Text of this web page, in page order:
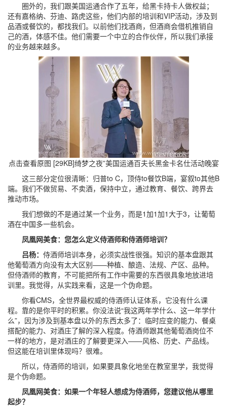
圈外的，我们跟美国运通合作了五年，给黑卡持卡人做权益；
还有嘉格纳、芬迪、路虎这些，他们内部的培训和VIP活动，涉及到
品酒或餐饮的，都找我们。以前他们找酒商，但酒商会借机推销自
己的酒，体感不佳。他们需要一个中立的合作伙伴，所以我们承接
的业务越来越多。
点击查看原图 [29KB]绮梦之夜”美国运通百夫长黑金卡名仕活动晚宴
这三部分定位很清晰：归普to C，顶侍to餐饮B端，宴叙to其他B
端。我们不做贸易、不卖酒，保持中立，通过教育、餐饮、跨界去
推动市场。
我们想做的不是通过某一个业务，而是1加1加1大于3，让葡萄
酒在中国多一些机会。
凤凰网美食：您怎么定义侍酒师和侍酒师培训？
吕杨： 侍酒师培训本身，必须实战性很强。知识的基本盘跟其
他葡萄酒方向没有太大区别——种植、酿造、法规、产区、品种。
但侍酒师的教育，不可能把所有工作中需要的东西很具象地放进培
训里。我觉得，从实践来看，这是一个伪命题。
你看CMS，全世界最权威的侍酒师认证体系，它没有什么课
程。靠的是你平时的积累。你没法说“我这两年学什么、这一年学什
么”，因为涉及到基本盘以外的东西太多了：临时应变的能力、餐桌
搭配的能力、对酒庄了解的深入程度。侍酒师跟其他葡萄酒岗位不
一样的地方，是对酒庄的了解要更深入——风格、历史、产品线。
但这能在培训里体现吗？很难。
所以，侍酒师的培训，如果要具象化地坐在教室里学，我觉得
是个伪命题。
凤凰网美食：如果一个年轻人想成为侍酒师，您建议他从哪里
起步？